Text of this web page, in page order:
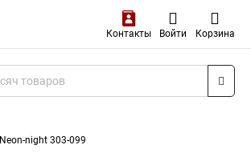
Контакты Войти Корзина
Neon-night 303-099